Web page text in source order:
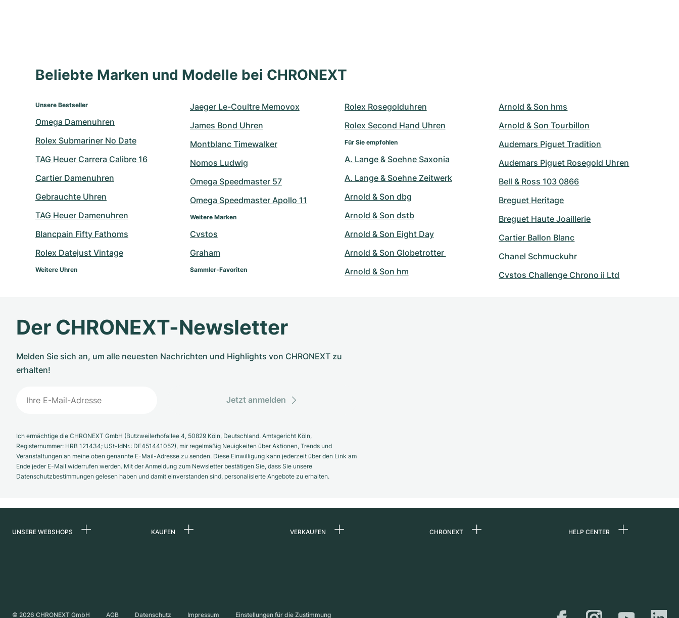
Beliebte Marken und Modelle bei CHRONEXT
Unsere Bestseller
Omega Damenuhren
Rolex Submariner No Date
TAG Heuer Carrera Calibre 16
Cartier Damenuhren
Gebrauchte Uhren
TAG Heuer Damenuhren
Blancpain Fifty Fathoms
Rolex Datejust Vintage
Weitere Uhren
Jaeger Le-Coultre Memovox
James Bond Uhren
Montblanc Timewalker
Nomos Ludwig
Omega Speedmaster 57
Omega Speedmaster Apollo 11
Weitere Marken
Cvstos
Graham
Sammler-Favoriten
Rolex Rosegolduhren
Rolex Second Hand Uhren
Für Sie empfohlen
A. Lange & Soehne Saxonia
A. Lange & Soehne Zeitwerk
Arnold & Son dbg
Arnold & Son dstb
Arnold & Son Eight Day
Arnold & Son Globetrotter
Arnold & Son hm
Arnold & Son hms
Arnold & Son Tourbillon
Audemars Piguet Tradition
Audemars Piguet Rosegold Uhren
Bell & Ross 103 0866
Breguet Heritage
Breguet Haute Joaillerie
Cartier Ballon Blanc
Chanel Schmuckuhr
Cvstos Challenge Chrono ii Ltd
Der CHRONEXT-Newsletter
Melden Sie sich an, um alle neuesten Nachrichten und Highlights von CHRONEXT zu
erhalten!
Jetzt anmelden
Ich ermächtige die CHRONEXT GmbH (Butzweilerhofallee 4, 50829 Köln, Deutschland. Amtsgericht Köln,
Registernummer: HRB 121434; USt-IdNr.: DE451441052), mir regelmäßig Neuigkeiten über Aktionen, Trends und
Veranstaltungen an meine oben genannte E-Mail-Adresse zu senden. Diese Einwilligung kann jederzeit über den Link am
Ende jeder E-Mail widerrufen werden. Mit der Anmeldung zum Newsletter bestätigen Sie, dass Sie unsere
Datenschutzbestimmungen gelesen haben und damit einverstanden sind, personalisierte Angebote zu erhalten.
UNSERE WEBSHOPS KAUFEN VERKAUFEN CHRONEXT HELP CENTER
Versand &
© 2026 CHRONEXT GmbH AGB Datenschutz Impressum Einstellungen für die Zustimmung